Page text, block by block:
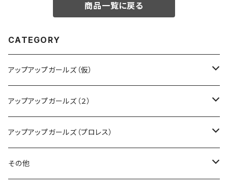
商品一覧に戻る
CATEGORY
アップアップガールズ（仮）
CD・DVD・Blu-ray
Tシャツ
other
アップアップガールズ（２）
Blu-ray
Tシャツ
アップアップガールズ（プロレス）
Tシャツ
その他